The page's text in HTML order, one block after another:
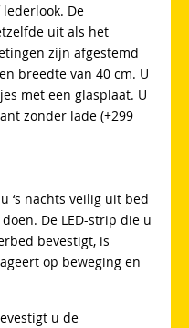
De
uit als het
zijn afgestemd
breedte van 40 cm. U
met een glasplaat. U
zonder lade (+299
‘s nachts veilig uit bed
De LED-strip die u
bevestigt, is
op beweging en
u de